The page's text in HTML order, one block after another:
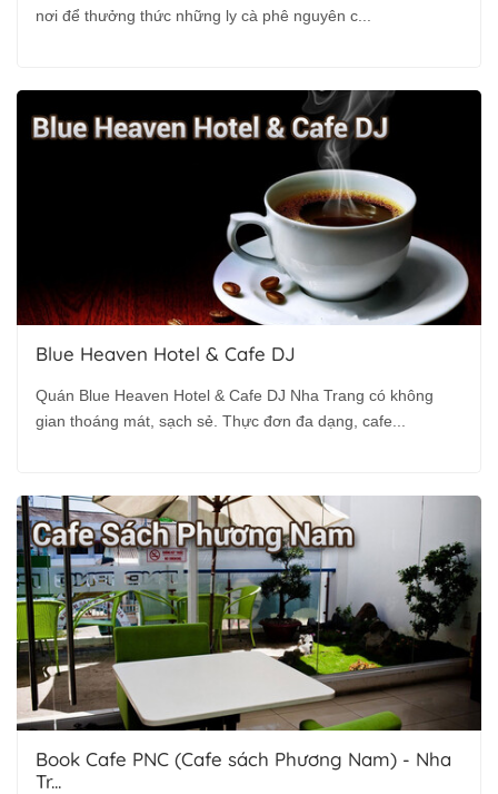
nơi để thưởng thức những ly cà phê nguyên c...
Blue Heaven Hotel & Cafe DJ
Quán Blue Heaven Hotel & Cafe DJ Nha Trang có không
gian thoáng mát, sạch sẻ. Thực đơn đa dạng, cafe...
Book Cafe PNC (Cafe sách Phương Nam) - Nha
Tr...